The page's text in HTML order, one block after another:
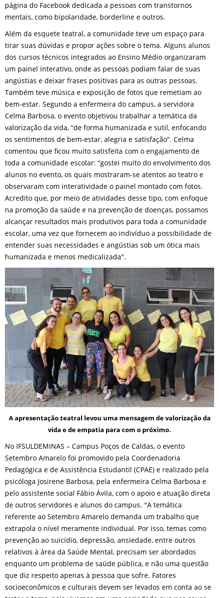
página do Facebook dedicada a pessoas com transtornos
mentais, como bipolaridade, borderline e outros.
Além da esquete teatral, a comunidade teve um espaço para
tirar suas dúvidas e propor ações sobre o tema. Alguns alunos
dos cursos técnicos integrados ao Ensino Médio organizaram
um painel interativo, onde as pessoas podiam falar de suas
angústias e deixar frases positivas para as outras pessoas.
Também teve música e exposição de fotos que remetiam ao
bem-estar. Segundo a enfermeira do campus, a servidora
Celma Barbosa, o evento objetivou trabalhar a temática da
valorização da vida, “de forma humanizada e sutil, enfocando
os sentimentos de bem-estar, alegria e satisfação”. Celma
comentou que ficou muito satisfeita com o engajamento de
toda a comunidade escolar: “gostei muito do envolvimento dos
alunos no evento, os quais mostraram-se atentos ao teatro e
observaram com interatividade o painel montado com fotos.
Acredito que, por meio de atividades desse tipo, com enfoque
na promoção da saúde e na prevenção de doenças, possamos
alcançar resultados mais produtivos para toda a comunidade
escolar, uma vez que fornecem ao indivíduo a possibilidade de
entender suas necessidades e angústias sob um ótica mais
humanizada e menos medicalizada".
A apresentação teatral levou uma mensagem de valorização da
vida e de empatia para com o próximo.
No IFSULDEMINAS – Campus Poços de Caldas, o evento
Setembro Amarelo foi promovido pela Coordenadoria
Pedagógica e de Assistência Estudantil (CPAE) e realizado pela
psicóloga Josirene Barbosa, pela enfermeira Celma Barbosa e
pelo assistente social Fábio Ávila, com o apoio e atuação direta
de outros servidores e alunos do campus. "A temática
referente ao Setembro Amarelo demanda um trabalho que
extrapola o nível meramente individual. Por isso, temas como
prevenção ao suicídio, depressão, ansiedade, entre outros
relativos à área da Saúde Mental, precisam ser abordados
enquanto um problema de saúde pública, e não uma questão
que diz respeito apenas à pessoa que sofre. Fatores
socioeconômicos e culturais devem ser levados em conta ao se